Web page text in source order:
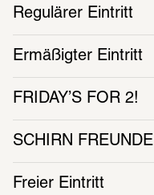
Regulärer Eintritt
Ermäßigter Eintritt
FRIDAY’S FOR 2!
SCHIRN FREUNDE
Freier Eintritt